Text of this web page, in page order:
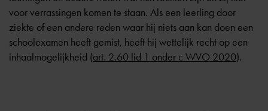
voor verrassingen komen te staan. Als een leerling door
ziekte of een andere reden waar hij niets aan kan doen een
schoolexamen heeft gemist, heeft hij wettelijk recht op een
inhaalmogelijkheid (art. 2.60 lid 1 onder c WVO 2020).